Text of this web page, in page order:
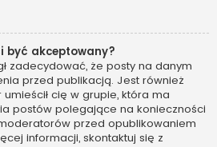
być akceptowany?
zadecydować, że posty na danym
przed publikacją. Jest również
cię w grupie, która ma
postów polegające na konieczności
przed opublikowaniem
informacji, skontaktuj się z